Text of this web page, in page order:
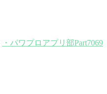
・パワプロアプリ部Part7069